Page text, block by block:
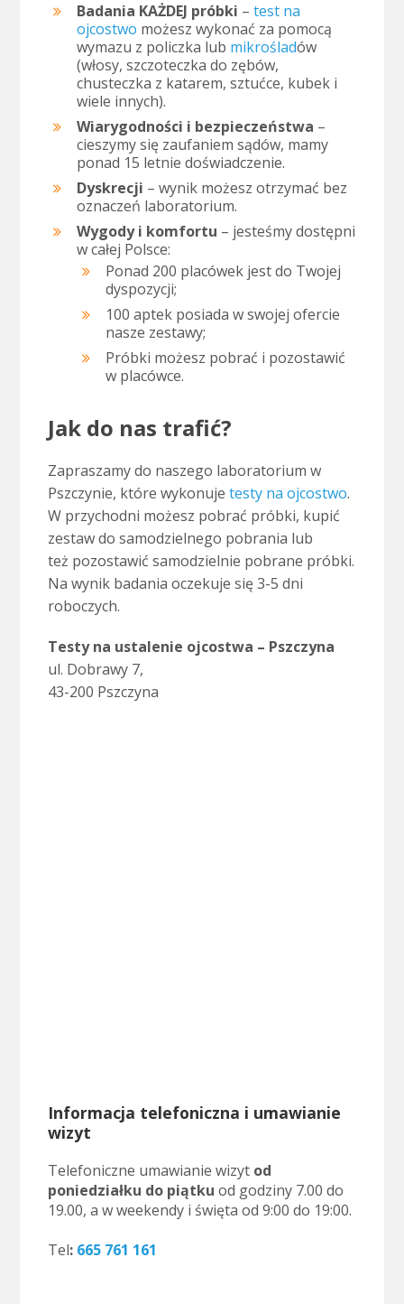
Badania KAŻDEJ próbki – test na
ojcostwo możesz wykonać za pomocą
wymazu z policzka lub mikrośladów
(włosy, szczoteczka do zębów,
chusteczka z katarem, sztućce, kubek i
wiele innych).
Wiarygodności i bezpieczeństwa –
cieszymy się zaufaniem sądów, mamy
ponad 15 letnie doświadczenie.
Dyskrecji – wynik możesz otrzymać bez
oznaczeń laboratorium.
Wygody i komfortu – jesteśmy dostępni
w całej Polsce:
Ponad 200 placówek jest do Twojej
dyspozycji;
100 aptek posiada w swojej ofercie
nasze zestawy;
Próbki możesz pobrać i pozostawić
w placówce.
Jak do nas trafić?
Zapraszamy do naszego laboratorium w
Pszczynie, które wykonuje testy na ojcostwo.
W przychodni możesz pobrać próbki, kupić
zestaw do samodzielnego pobrania lub
też pozostawić samodzielnie pobrane próbki.
Na wynik badania oczekuje się 3-5 dni
roboczych.
Testy na ustalenie ojcostwa – Pszczyna
ul. Dobrawy 7,
43-200 Pszczyna
Informacja telefoniczna i umawianie
wizyt
Telefoniczne umawianie wizytod
poniedziałku do piątku od godziny 7.00 do
19.00, a w weekendy i święta od 9:00 do 19:00.
Tel: 665 761 161